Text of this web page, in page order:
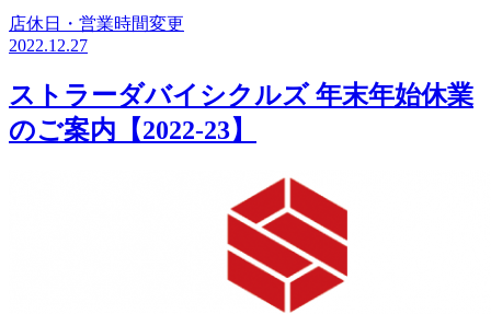
店休日・営業時間変更
2022.12.27
ストラーダバイシクルズ 年末年始休業
のご案内【2022-23】